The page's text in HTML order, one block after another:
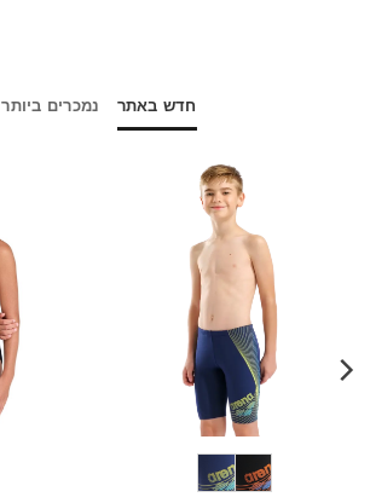
חדש באתר נמכרים ביותר